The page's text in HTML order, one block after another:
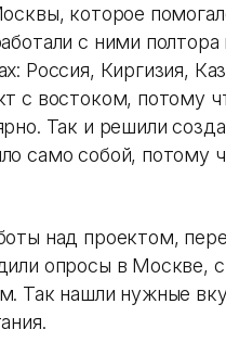
которое
с ними полтора
Россия, Киргизия,
с востоком, потому
Так и решили
само собой, потому
над проектом,
опросы в Москве,
Так нашли нужные